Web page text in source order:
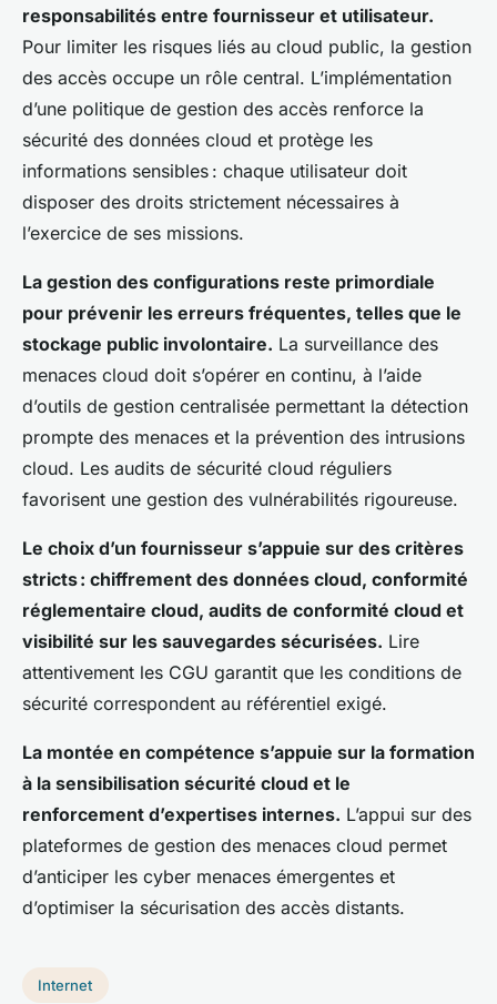
responsabilités entre fournisseur et utilisateur.
Pour limiter les risques liés au cloud public, la gestion
des accès occupe un rôle central. L’implémentation
d’une politique de gestion des accès renforce la
sécurité des données cloud et protège les
informations sensibles : chaque utilisateur doit
disposer des droits strictement nécessaires à
l’exercice de ses missions.
La gestion des configurations reste primordiale
pour prévenir les erreurs fréquentes, telles que le
stockage public involontaire. La surveillance des
menaces cloud doit s’opérer en continu, à l’aide
d’outils de gestion centralisée permettant la détection
prompte des menaces et la prévention des intrusions
cloud. Les audits de sécurité cloud réguliers
favorisent une gestion des vulnérabilités rigoureuse.
Le choix d’un fournisseur s’appuie sur des critères
stricts : chiffrement des données cloud, conformité
réglementaire cloud, audits de conformité cloud et
visibilité sur les sauvegardes sécurisées. Lire
attentivement les CGU garantit que les conditions de
sécurité correspondent au référentiel exigé.
La montée en compétence s’appuie sur la formation
à la sensibilisation sécurité cloud et le
renforcement d’expertises internes. L’appui sur des
plateformes de gestion des menaces cloud permet
d’anticiper les cyber menaces émergentes et
d’optimiser la sécurisation des accès distants.
Internet